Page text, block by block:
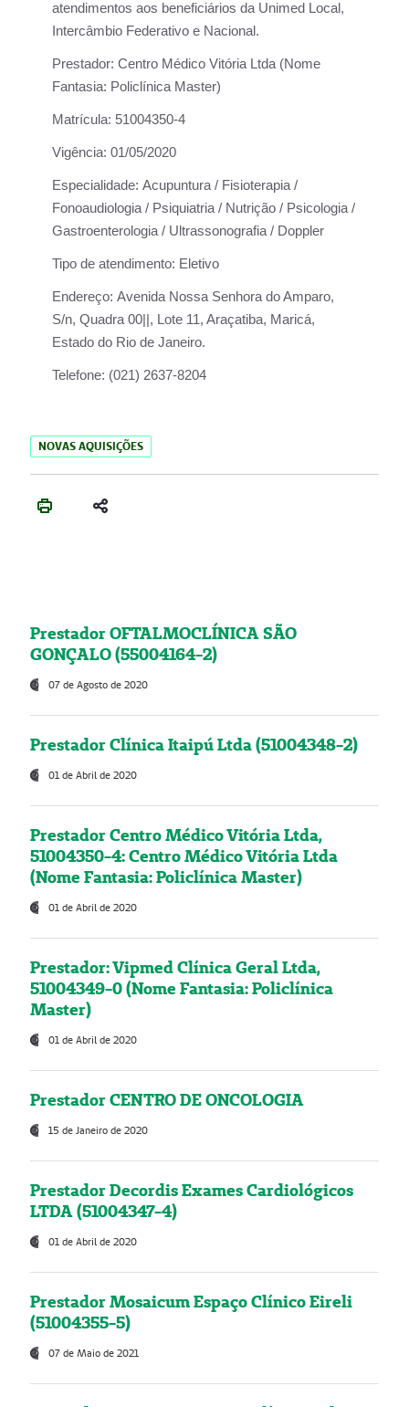
atendimentos aos beneficiários da Unimed Local,
Intercâmbio Federativo e Nacional.
Prestador: Centro Médico Vitória Ltda (Nome
Fantasia: Policlínica Master)
Matrícula: 51004350-4
Vigência: 01/05/2020
Especialidade: Acupuntura / Fisioterapia /
Fonoaudiologia / Psiquiatria / Nutrição / Psicologia /
Gastroenterologia / Ultrassonografia / Doppler
Tipo de atendimento: Eletivo
Endereço: Avenida Nossa Senhora do Amparo,
S/n, Quadra 00||, Lote 11, Araçatiba, Maricá,
Estado do Rio de Janeiro.
Telefone: (021) 2637-8204
NOVAS AQUISIÇÕES
Prestador OFTALMOCLÍNICA SÃO
GONÇALO (55004164-2)
07 de Agosto de 2020
Prestador Clínica Itaipú Ltda (51004348-2)
01 de Abril de 2020
Prestador Centro Médico Vitória Ltda,
51004350-4: Centro Médico Vitória Ltda
(Nome Fantasia: Policlínica Master)
01 de Abril de 2020
Prestador: Vipmed Clínica Geral Ltda,
51004349-0 (Nome Fantasia: Policlínica
Master)
01 de Abril de 2020
Prestador CENTRO DE ONCOLOGIA
15 de Janeiro de 2020
Prestador Decordis Exames Cardiológicos
LTDA (51004347-4)
01 de Abril de 2020
Prestador Mosaicum Espaço Clínico Eireli
(51004355-5)
07 de Maio de 2021